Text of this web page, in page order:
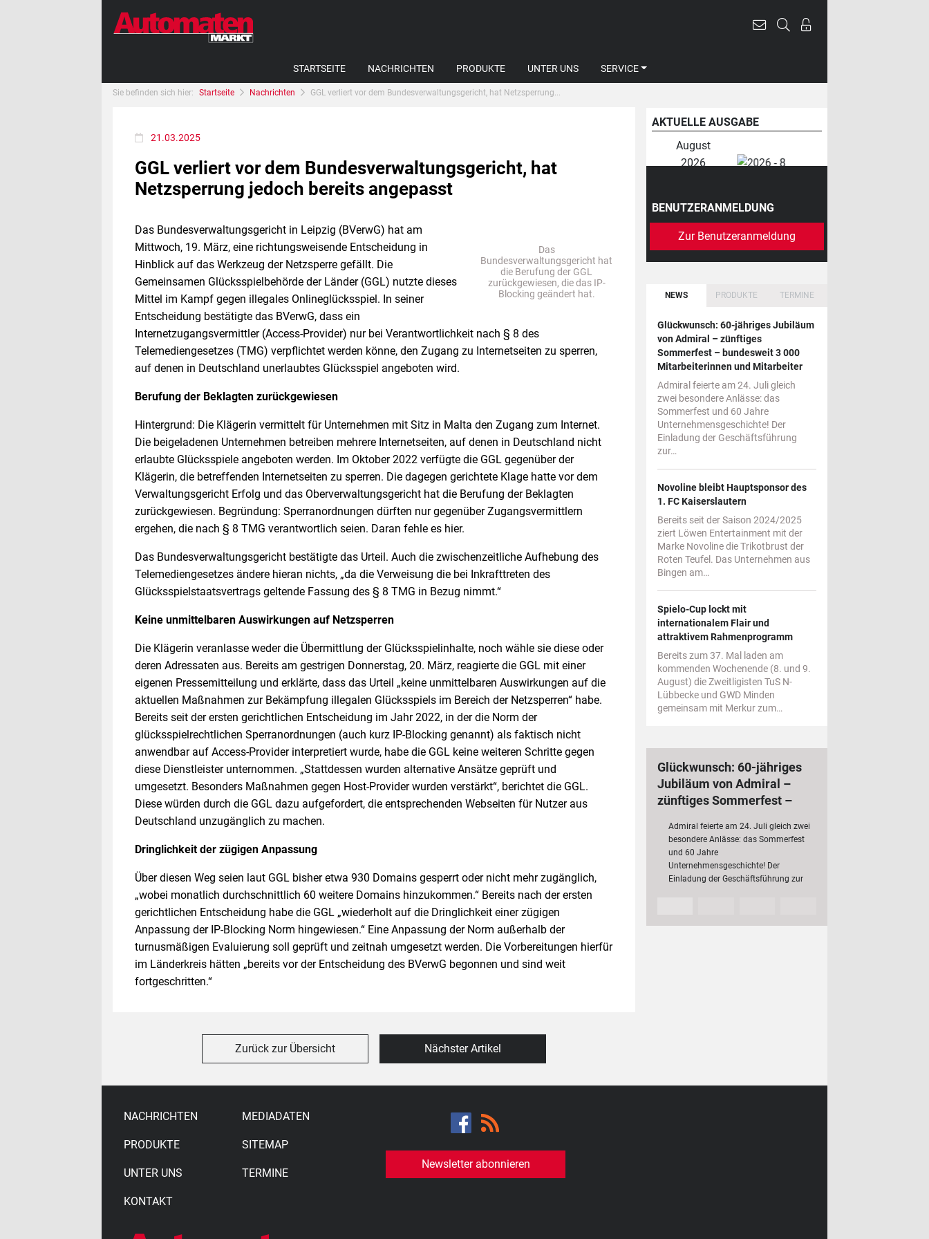
STARTSEITE NACHRICHTEN PRODUKTE UNTER UNS SERVICE
Sie befinden sich hier: Startseite Nachrichten GGL verliert vor dem Bundesverwaltungsgericht, hat Netzsperrung...
21.03.2025
GGL verliert vor dem Bundesverwaltungsgericht, hat
Netzsperrung jedoch bereits angepasst
Das
Bundesverwaltungsgericht hat
die Berufung der GGL
zurückgewiesen, die das IP-
Blocking geändert hat.
Das Bundesverwaltungsgericht in Leipzig (BVerwG) hat am
Mittwoch, 19. März, eine richtungsweisende Entscheidung in
Hinblick auf das Werkzeug der Netzsperre gefällt. Die
Gemeinsamen Glücksspielbehörde der Länder (GGL) nutzte dieses
Mittel im Kampf gegen illegales Onlineglücksspiel. In seiner
Entscheidung bestätigte das BVerwG, dass ein
Internetzugangsvermittler (Access-Provider) nur bei Verantwortlichkeit nach § 8 des
Telemediengesetzes (TMG) verpflichtet werden könne, den Zugang zu Internetseiten zu sperren,
auf denen in Deutschland unerlaubtes Glücksspiel angeboten wird.
Berufung der Beklagten zurückgewiesen
Hintergrund: Die Klägerin vermittelt für Unternehmen mit Sitz in Malta den Zugang zum Internet.
Die beigeladenen Unternehmen betreiben mehrere Internetseiten, auf denen in Deutschland nicht
erlaubte Glücksspiele angeboten werden. Im Oktober 2022 verfügte die GGL gegenüber der
Klägerin, die betreffenden Internetseiten zu sperren. Die dagegen gerichtete Klage hatte vor dem
Verwaltungsgericht Erfolg und das Oberverwaltungsgericht hat die Berufung der Beklagten
zurückgewiesen. Begründung: Sperranordnungen dürften nur gegenüber Zugangsvermittlern
ergehen, die nach § 8 TMG verantwortlich seien. Daran fehle es hier.
Das Bundesverwaltungsgericht bestätigte das Urteil. Auch die zwischenzeitliche Aufhebung des
Telemediengesetzes ändere hieran nichts, „da die Verweisung die bei Inkrafttreten des
Glücksspielstaatsvertrags geltende Fassung des § 8 TMG in Bezug nimmt.“
Keine unmittelbaren Auswirkungen auf Netzsperren
Die Klägerin veranlasse weder die Übermittlung der Glücksspielinhalte, noch wähle sie diese oder
deren Adressaten aus. Bereits am gestrigen Donnerstag, 20. März, reagierte die GGL mit einer
eigenen Pressemitteilung und erklärte, dass das Urteil „keine unmittelbaren Auswirkungen auf die
aktuellen Maßnahmen zur Bekämpfung illegalen Glücksspiels im Bereich der Netzsperren“ habe.
Bereits seit der ersten gerichtlichen Entscheidung im Jahr 2022, in der die Norm der
glücksspielrechtlichen Sperranordnungen (auch kurz IP-Blocking genannt) als faktisch nicht
anwendbar auf Access-Provider interpretiert wurde, habe die GGL keine weiteren Schritte gegen
diese Dienstleister unternommen. „Stattdessen wurden alternative Ansätze geprüft und
umgesetzt. Besonders Maßnahmen gegen Host-Provider wurden verstärkt“, berichtet die GGL.
Diese würden durch die GGL dazu aufgefordert, die entsprechenden Webseiten für Nutzer aus
Deutschland unzugänglich zu machen.
Dringlichkeit der zügigen Anpassung
Über diesen Weg seien laut GGL bisher etwa 930 Domains gesperrt oder nicht mehr zugänglich,
„wobei monatlich durchschnittlich 60 weitere Domains hinzukommen.“ Bereits nach der ersten
gerichtlichen Entscheidung habe die GGL „wiederholt auf die Dringlichkeit einer zügigen
Anpassung der IP-Blocking Norm hingewiesen.“ Eine Anpassung der Norm außerhalb der
turnusmäßigen Evaluierung soll geprüft und zeitnah umgesetzt werden. Die Vorbereitungen hierfür
im Länderkreis hätten „bereits vor der Entscheidung des BVerwG begonnen und sind weit
fortgeschritten.“
Zurück zur Übersicht Nächster Artikel
AKTUELLE AUSGABE
August
2026
BENUTZERANMELDUNG
Zur Benutzeranmeldung
NEWS PRODUKTE TERMINE
Glückwunsch: 60-jähriges Jubiläum
von Admiral – zünftiges
Sommerfest – bundesweit 3 000
Mitarbeiterinnen und Mitarbeiter
Admiral feierte am 24. Juli gleich
zwei besondere Anlässe: das
Sommerfest und 60 Jahre
Unternehmensgeschichte! Der
Einladung der Geschäftsführung
zur…
Novoline bleibt Hauptsponsor des
1. FC Kaiserslautern
Bereits seit der Saison 2024/2025
ziert Löwen Entertainment mit der
Marke Novoline die Trikotbrust der
Roten Teufel. Das Unternehmen aus
Bingen am…
Spielo-Cup lockt mit
internationalem Flair und
attraktivem Rahmenprogramm
Bereits zum 37. Mal laden am
kommenden Wochenende (8. und 9.
August) die Zweitligisten TuS N-
Lübbecke und GWD Minden
gemeinsam mit Merkur zum…
Glückwunsch: 60-jähriges
Jubiläum von Admiral –
zünftiges Sommerfest –
Mitarbeiterinnen und
Mitarbeiter
Admiral feierte am 24. Juli gleich zwei
besondere Anlässe: das Sommerfest
und 60 Jahre
Unternehmensgeschichte! Der
Einladung der Geschäftsführung zur
NACHRICHTEN
PRODUKTE
UNTER UNS
KONTAKT
MEDIADATEN
SITEMAP
TERMINE
Newsletter abonnieren